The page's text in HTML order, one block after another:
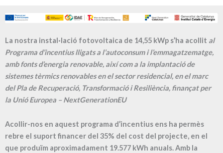
La nostra instal·lació fotovoltaica de 14,55 kWp s’ha acollit al
Programa d’incentius lligats a l’autoconsum i l’emmagatzematge,
amb fonts d’energia renovable, així com a la implantació de
sistemes tèrmics renovables en el sector residencial, en el marc
del Pla de Recuperació, Transformació i Resiliència, finançat per
la Unió Europea – NextGenerationEU
Acollir-nos en aquest programa d’incentius ens ha permès
rebre el suport financer del 35% del cost del projecte, en el
que produïm aproximadament 19.577 kWh anuals. Amb la